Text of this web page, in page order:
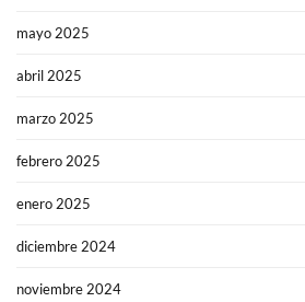
mayo 2025
abril 2025
marzo 2025
febrero 2025
enero 2025
diciembre 2024
noviembre 2024